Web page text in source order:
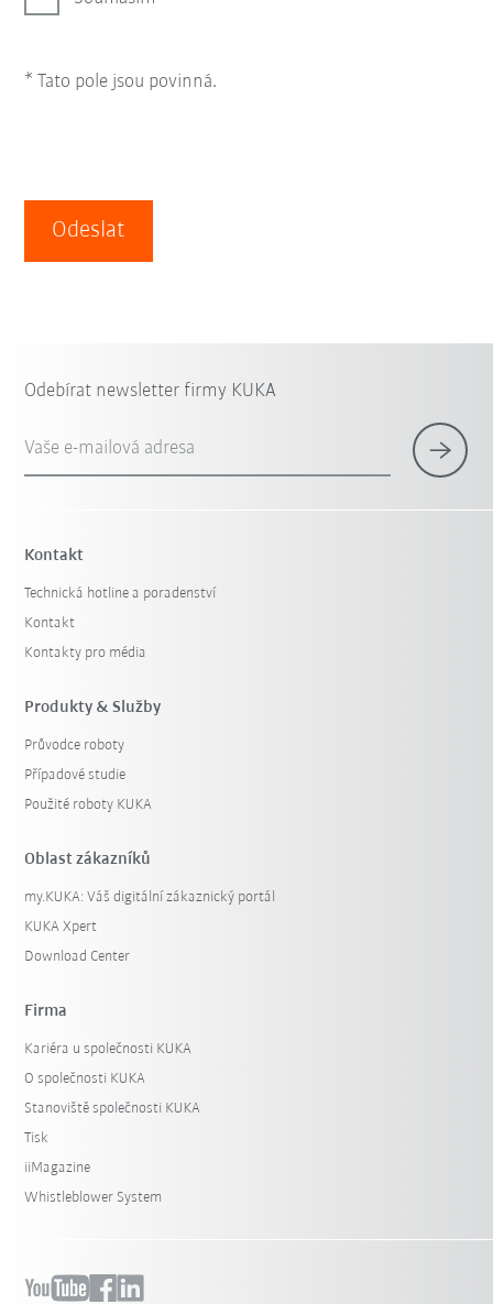
* Tato pole jsou povinná.
Odeslat
Odebírat newsletter firmy KUKA
Vaše e-mailová adresa
Kontakt
Technická hotline a poradenství
Kontakt
Kontakty pro média
Produkty & Služby
Průvodce roboty
Případové studie
Použité roboty KUKA
Oblast zákazníků
my.KUKA: Váš digitální zákaznický portál
KUKA Xpert
Download Center
Firma
Kariéra u společnosti KUKA
O společnosti KUKA
Stanoviště společnosti KUKA
Tisk
iiMagazine
Whistleblower System